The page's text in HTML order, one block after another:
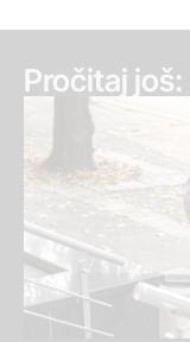
Pročitaj još: